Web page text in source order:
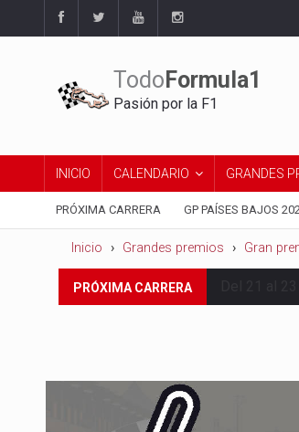
Todo Formula1
Pasión por la F1
INICIO CALENDARIO GRANDES
PRÓXIMA CARRERA GP PAÍSES BAJOS
Inicio Grandes premios Gran
PRÓXIMA CARRERA